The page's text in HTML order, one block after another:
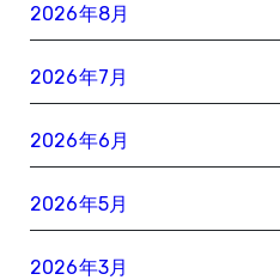
2026年8月
2026年7月
2026年6月
2026年5月
2026年3月